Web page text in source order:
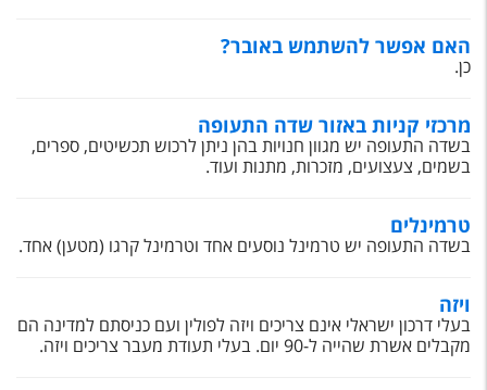
שירות לקוחות
תקנון
נגישות
עקבו אחרינו
האם אפשר להשתמש באובר?
כן.
מרכזי קניות באזור שדה התעופה
בשדה התעופה יש מגוון חנויות בהן ניתן לרכוש תכשיטים, ספרים,
בשמים, צעצועים, מזכרות, מתנות ועוד.
טרמינלים
בשדה התעופה יש טרמינל נוסעים אחד וטרמינל קרגו (מטען) אחד.
ויזה
בעלי דרכון ישראלי אינם צריכים ויזה לפולין ועם כניסתם למדינה הם
מקבלים אשרת שהייה ל-90 יום. בעלי תעודת מעבר צריכים ויזה.